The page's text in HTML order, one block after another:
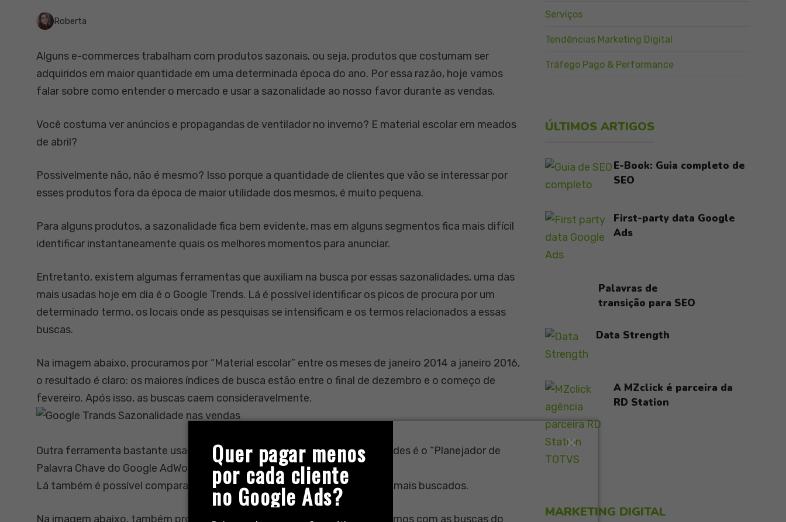
Quer pagar menos
por cada cliente
no Google Ads?
Roberta
Alguns e-commerces trabalham com produtos sazonais, ou seja, produtos que costumam ser
adquiridos em maior quantidade em uma determinada época do ano. Por essa razão, hoje vamos
falar sobre como entender o mercado e usar a sazonalidade ao nosso favor durante as vendas.
Você costuma ver anúncios e propagandas de ventilador no inverno? E material escolar em meados
de abril?
Possivelmente não, não é mesmo? Isso porque a quantidade de clientes que vão se interessar por
esses produtos fora da época de maior utilidade dos mesmos, é muito pequena.
Para alguns produtos, a sazonalidade fica bem evidente, mas em alguns segmentos fica mais difícil
identificar instantaneamente quais os melhores momentos para anunciar.
Entretanto, existem algumas ferramentas que auxiliam na busca por essas sazonalidades, uma das
mais usadas hoje em dia é o Google Trends. Lá é possível identificar os picos de procura por um
determinado termo, os locais onde as pesquisas se intensificam e os termos relacionados a essas
buscas.
Na imagem abaixo, procuramos por “Material escolar” entre os meses de janeiro 2014 a janeiro 2016,
o resultado é claro: os maiores índices de busca estão entre o final de dezembro e o começo de
fevereiro. Após isso, as buscas caem consideravelmente.
Outra ferramenta bastante usada nas buscas por tendências e sazonalidades é o “Planejador de
Palavra Chave do Google AdWords”
Lá também é possível comparar períodos e estimar o tráfego dos termos mais buscados.
Na imagem abaixo, também procuramos por “Material escolar” e comparamos com as buscas do
Serviços
Tendências Marketing Digital
Tráfego Pago & Performance
ÚLTIMOS ARTIGOS
E-Book: Guia completo de
SEO
First-party data Google
Ads
Palavras de
transição para SEO
Data Strength
A MZclick é parceira da
RD Station
MARKETING DIGITAL